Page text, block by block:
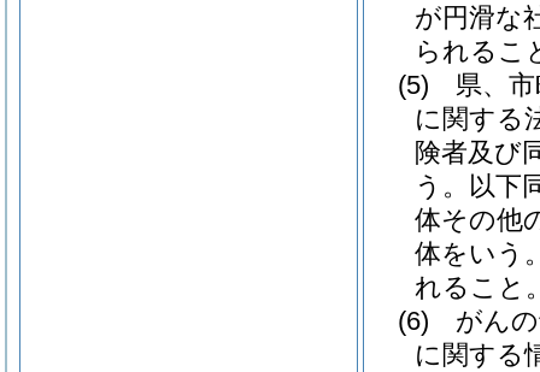
が円滑な
られるこ
(5)
県、
に関する
険者及び
う。以下
体その他
体をいう
れること
(6)
がん
に関する